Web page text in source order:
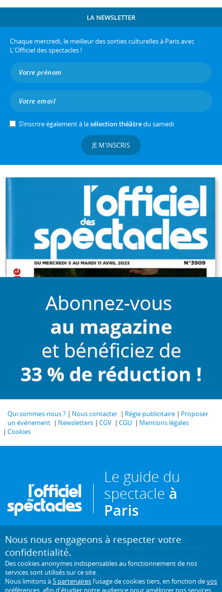
LA NEWSLETTER
Chaque mercredi, le meilleur des sorties culturelles à Paris avec
L'Officiel des spectacles !
S’inscrire également à lasélection théâtredu samedi
JE M'INSCRIS
Qui sommes-nous ? Nous contacter Régie publicitaire
Proposer
un événement
Newsletters CGV CGU
Mentions légales
Cookies
Le guide du
spectacle à
Paris
Créé en 1946, L'Officiel des spectacles estl'hebdomadaire de
référence du spectacle à Paris
et dans sa région. Pièces de théâtre,
expositions, sorties cinéma, concerts, spectacles enfants... : vous
trouverez sur ce site toute l'actualité des sorties culturelles de la
capitale, et bien plus encore ! Pour ceux qui sortent à Paris et ses
environs, c'est aussi le guide papier pratique, précis, fiable et complet.
Nous nous engageons à respecter votre
confidentialité.
Des cookies anonymes indispensables au fonctionnement de nos
services sont utilisés sur ce site.
Nous limitons à5 partenaires l’usage de cookies tiers, en fonction devos
préférences , afin d'étudier notre audience pour améliorer nos services